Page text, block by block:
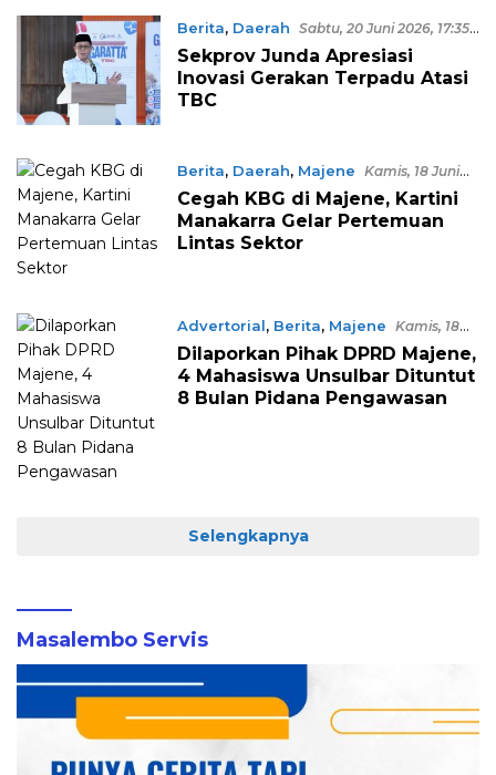
Berita, Daerah Sabtu, 20 Juni 2026, 17:35
WITA
Sekprov Junda Apresiasi
Inovasi Gerakan Terpadu Atasi
TBC
Berita, Daerah, Majene Kamis, 18 Juni
2026, 21:22 WITA
Cegah KBG di Majene, Kartini
Manakarra Gelar Pertemuan
Lintas Sektor
Advertorial, Berita, Majene Kamis, 18
Juni 2026, 21:03 WITA
Dilaporkan Pihak DPRD Majene,
4 Mahasiswa Unsulbar Dituntut
8 Bulan Pidana Pengawasan
Selengkapnya
Masalembo Servis